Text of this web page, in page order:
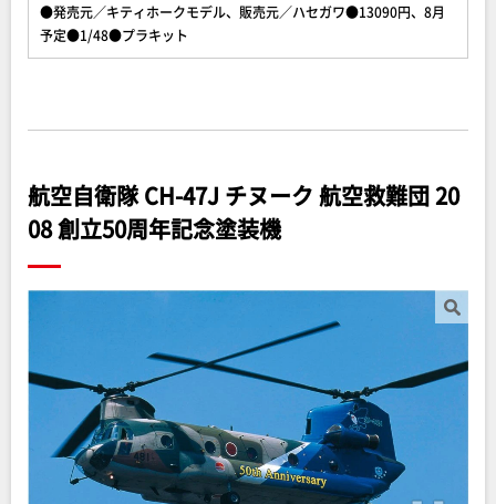
●発売元／キティホークモデル、販売元／ハセガワ●13090円、8月
予定●1/48●プラキット
航空自衛隊 CH-47J チヌーク 航空救難団 20
08 創立50周年記念塗装機